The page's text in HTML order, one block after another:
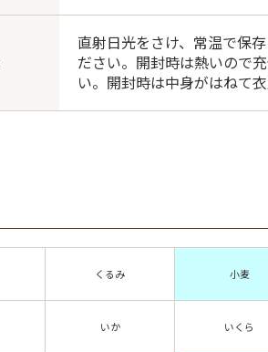
直射日光をさけ、常温で保
ださい。開封時は熱いので
い。開封時は中身がはねて
くるみ 小麦
いか いくら